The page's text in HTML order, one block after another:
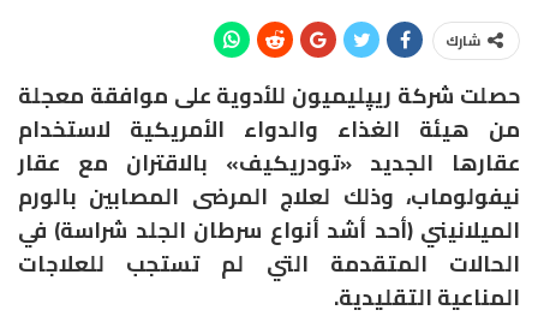
شارك
حصلت شركة ريپليميون للأدوية على موافقة معجلة
من هيئة الغذاء والدواء الأمريكية لاستخدام
عقارها الجديد «تودريكيف» بالاقتران مع عقار
نيفولوماب، وذلك لعلاج المرضى المصابين بالورم
الميلانيني (أحد أشد أنواع سرطان الجلد شراسة) في
الحالات المتقدمة التي لم تستجب للعلاجات
المناعية التقليدية.